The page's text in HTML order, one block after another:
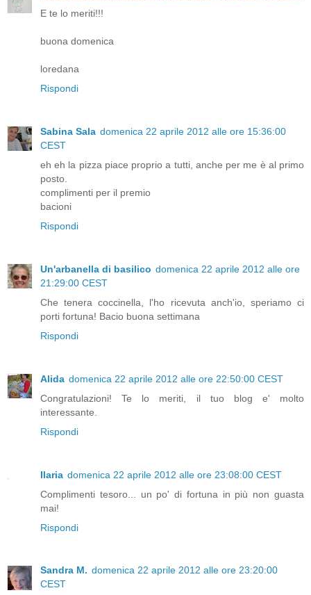
E te lo meriti!!!
buona domenica
loredana
Rispondi
Sabina Sala domenica 22 aprile 2012 alle ore 15:36:00
CEST
eh eh la pizza piace proprio a tutti, anche per me è al primo
posto.
complimenti per il premio
bacioni
Rispondi
Un'arbanella di basilico domenica 22 aprile 2012 alle ore
21:29:00 CEST
Che tenera coccinella, l'ho ricevuta anch'io, speriamo ci
porti fortuna! Bacio buona settimana
Rispondi
Alida domenica 22 aprile 2012 alle ore 22:50:00 CEST
Congratulazioni! Te lo meriti, il tuo blog e' molto
interessante.
Rispondi
Ilaria domenica 22 aprile 2012 alle ore 23:08:00 CEST
Complimenti tesoro... un po' di fortuna in più non guasta
mai!
Rispondi
Sandra M. domenica 22 aprile 2012 alle ore 23:20:00
CEST